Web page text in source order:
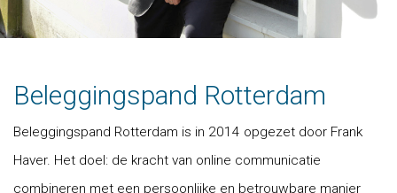
Beleggingspand Rotterdam
Beleggingspand Rotterdam is in 2014 opgezet door Frank
Haver. Het doel: de kracht van online communicatie
combineren met een persoonlijke en betrouwbare manier